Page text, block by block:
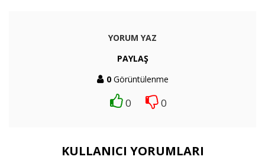
YORUM YAZ
PAYLAŞ
0Görüntülenme
0 0
KULLANICI YORUMLARI